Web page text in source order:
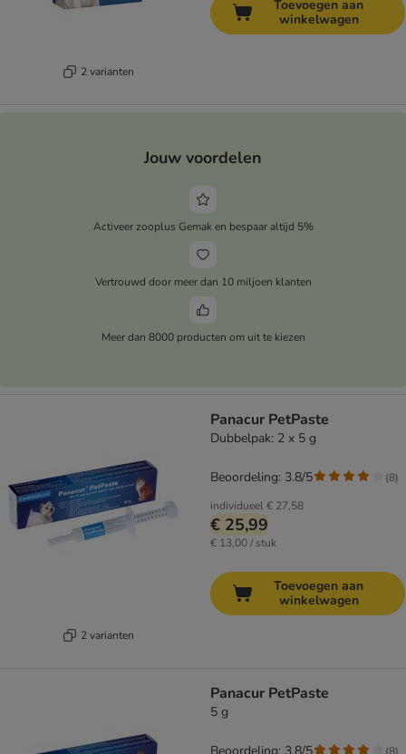
2 varianten
Toevoegen aan
winkelwagen
Jouw voordelen
Activeer zooplus Gemak en bespaar altijd 5%
Vertrouwd door meer dan 10 miljoen klanten
Meer dan 8000 producten om uit te kiezen
2 varianten
Panacur PetPaste
Dubbelpak: 2 x 5 g
individueel€ 27,58
€ 25,99
€ 13,00 / stuk
Beoordeling: 3.8/5 (8)
Toevoegen aan
winkelwagen
Panacur PetPaste
5 g
(8)